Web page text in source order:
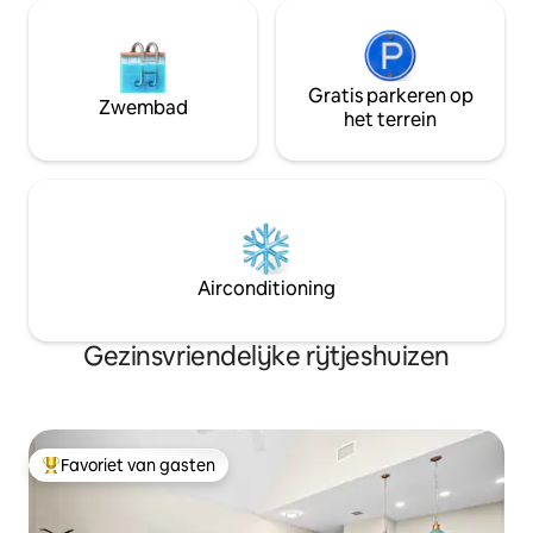
Zwembad
Gratis parkeren op
het terrein
Airconditioning
Gezinsvriendelijke rijtjeshuizen
Topfavoriet van gasten
Favoriet van gasten